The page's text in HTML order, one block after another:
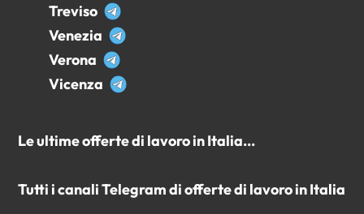
Treviso
Venezia
Verona
Vicenza
Le ultime offerte di lavoro in Italia...
Tutti i canali Telegram di offerte di lavoro in Italia